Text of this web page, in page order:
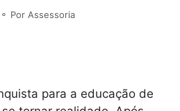
⚬ Por Assessoria
para a educação de